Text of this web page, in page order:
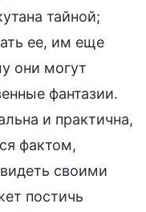
тайной;
ее, им еще
они могут
фантазии.
и практична,
фактом,
своими
постичь